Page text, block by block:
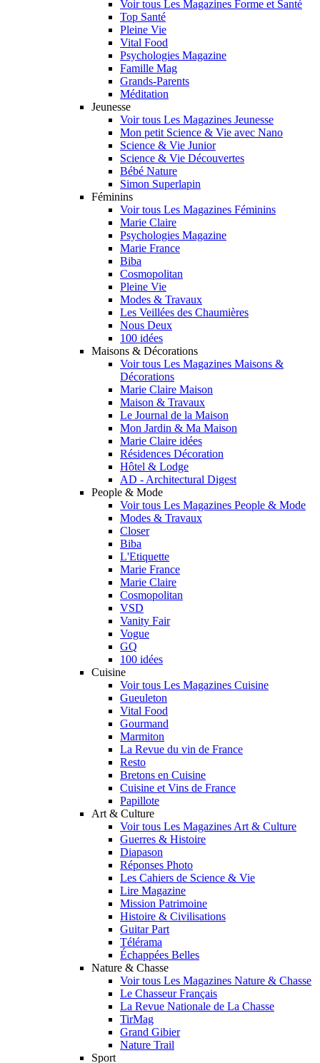
Voir tous Les Magazines Forme et Santé
Top Santé
Pleine Vie
Vital Food
Psychologies Magazine
Famille Mag
Grands-Parents
Méditation
Jeunesse
Voir tous Les Magazines Jeunesse
Mon petit Science & Vie avec Nano
Science & Vie Junior
Science & Vie Découvertes
Bébé Nature
Simon Superlapin
Féminins
Voir tous Les Magazines Féminins
Marie Claire
Psychologies Magazine
Marie France
Biba
Cosmopolitan
Pleine Vie
Modes & Travaux
Les Veillées des Chaumières
Nous Deux
100 idées
Maisons & Décorations
Voir tous Les Magazines Maisons &
Décorations
Marie Claire Maison
Maison & Travaux
Le Journal de la Maison
Mon Jardin & Ma Maison
Marie Claire idées
Résidences Décoration
Hôtel & Lodge
AD - Architectural Digest
People & Mode
Voir tous Les Magazines People & Mode
Modes & Travaux
Closer
Biba
L'Etiquette
Marie France
Marie Claire
Cosmopolitan
VSD
Vanity Fair
Vogue
GQ
100 idées
Cuisine
Voir tous Les Magazines Cuisine
Gueuleton
Vital Food
Gourmand
Marmiton
La Revue du vin de France
Resto
Bretons en Cuisine
Cuisine et Vins de France
Papillote
Art & Culture
Voir tous Les Magazines Art & Culture
Guerres & Histoire
Diapason
Réponses Photo
Les Cahiers de Science & Vie
Lire Magazine
Mission Patrimoine
Histoire & Civilisations
Guitar Part
Télérama
Échappées Belles
Nature & Chasse
Voir tous Les Magazines Nature & Chasse
Le Chasseur Français
La Revue Nationale de La Chasse
TirMag
Grand Gibier
Nature Trail
Sport